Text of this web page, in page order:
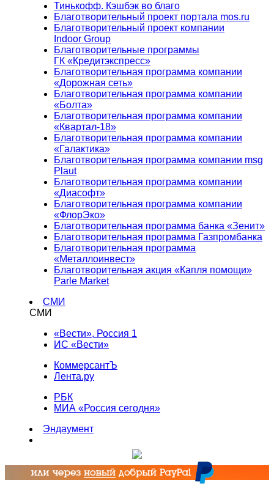
Тинькофф. Кэшбэк во благо
Благотворительный проект портала mos.ru
Благотворительный проект компании
Indoor Group
Благотворительные программы
ГК «Кредитэкспресс»
Благотворительная программа компании
«Дорожная сеть»
Благотворительная программа компании
«Болта»
Благотворительная программа компании
«Квартал-18»
Благотворительная программа компании
«Галактика»
Благотворительная программа компании msg
Plaut
Благотворительная программа компании
«Диасофт»
Благотворительная программа компании
«ФлорЭко»
Благотворительная программа банка «Зенит»
Благотворительная программа Газпромбанка
Благотворительная программа
«Металлоинвест»
Благотворительная акция «Капля помощи»
Parle Market
СМИ
СМИ
«Вести», Россия 1
ИС «Вести»
КоммерсантЪ
Лента.ру
РБК
МИА «Россия сегодня»
Эндаумент